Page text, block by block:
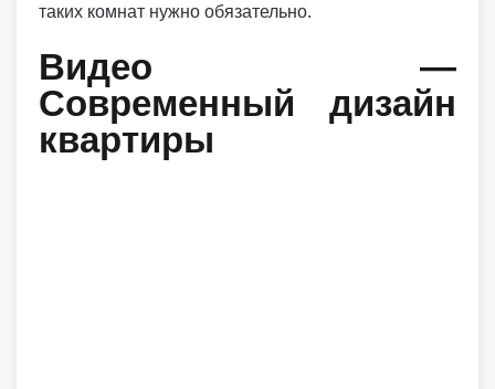
таких комнат нужно обязательно.
Видео —
Современный дизайн
квартиры